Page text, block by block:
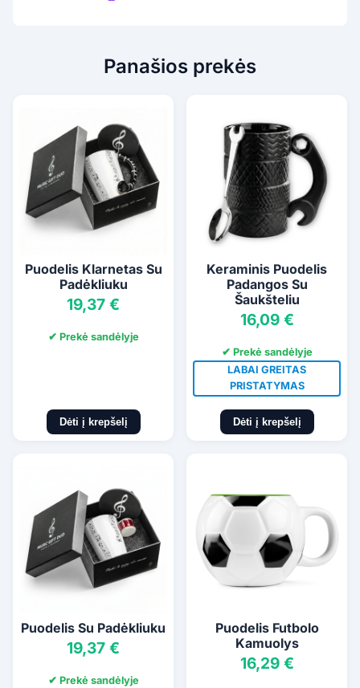
Panašios prekės
Puodelis Klarnetas Su
Padėkliuku
19,37 €
✔ Prekė sandėlyje
Dėti į krepšelį
Keraminis Puodelis
Padangos Su
Šaukšteliu
16,09 €
✔ Prekė sandėlyje
LABAI GREITAS
PRISTATYMAS
Dėti į krepšelį
Puodelis Su Padėkliuku
19,37 €
✔ Prekė sandėlyje
Puodelis Futbolo
Kamuolys
16,29 €